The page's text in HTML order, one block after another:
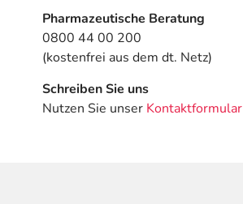
Pharmazeutische Beratung
0800 44 00 200
(kostenfrei aus dem dt. Netz)
Schreiben Sie uns
Nutzen Sie unser Kontaktformular